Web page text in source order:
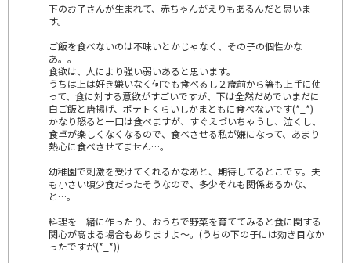
下のお子さんが生まれて、赤ちゃんがえりもあるんだと思いま
す。
ご飯を食べないのは不味いとかじゃなく、その子の個性かな
あ。。
食欲は、人により強い弱いあると思います。
うちは上は好き嫌いなく何でも食べるし２歳前から箸も上手に使
って、食に対する意欲がすごいですが、下は全然だめでいまだに
白ご飯と唐揚げ、ポテトくらいしかまともに食べないです(*_*)
かなり怒ると一口は食べますが、すぐえづいちゃうし、泣くし、
食卓が楽しくなくなるので、食べさせる私が嫌になって、あまり
熱心に食べさせてません…。
幼稚園で刺激を受けてくれるかなあと、期待してるとこです。夫
も小さい頃少食だったそうなので、多少それも関係あるかな、
と…。
料理を一緒に作ったり、おうちで野菜を育ててみると食に関する
関心が高まる場合もありますよ〜。(うちの下の子には効き目なか
ったですが(*_*))